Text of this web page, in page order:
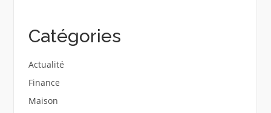
Catégories
Actualité
Finance
Maison